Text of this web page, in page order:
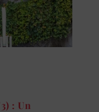
: Un